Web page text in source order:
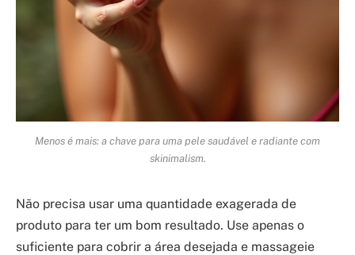
Menos é mais: a chave para uma pele saudável e radiante com
skinimalism.
Não precisa usar uma quantidade exagerada de
produto para ter um bom resultado. Use apenas o
suficiente para cobrir a área desejada e massageie